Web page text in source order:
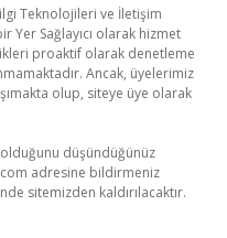
Teknolojileri ve İletişim
Yer Sağlayıcı olarak hizmet
proaktif olarak denetleme
Ancak, üyelerimiz
olup, siteye üye olarak
olduğunu düşündüğünüz
adresine bildirmeniz
sitemizden kaldırılacaktır.